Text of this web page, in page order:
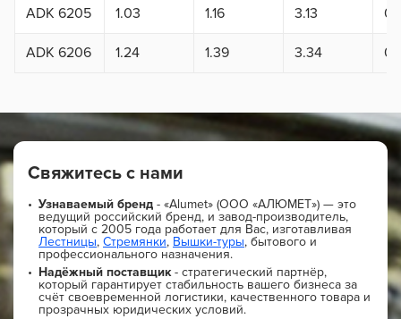
ADK 6205 1.03 1.16 3.13
ADK 6206 1.24 1.39 3.34
Свяжитесь с нами
Узнаваемый бренд - «Alumet» (ООО «АЛЮМЕТ») — это
ведущий российский бренд, и завод-производитель,
который с 2005 года работает для Вас, изготавливая
Лестницы, Стремянки, Вышки-туры, бытового и
профессионального назначения.
Надёжный поставщик- стратегический партнёр,
который гарантирует стабильность вашего бизнеса за
счёт своевременной логистики, качественного товара и
прозрачных юридических условий.